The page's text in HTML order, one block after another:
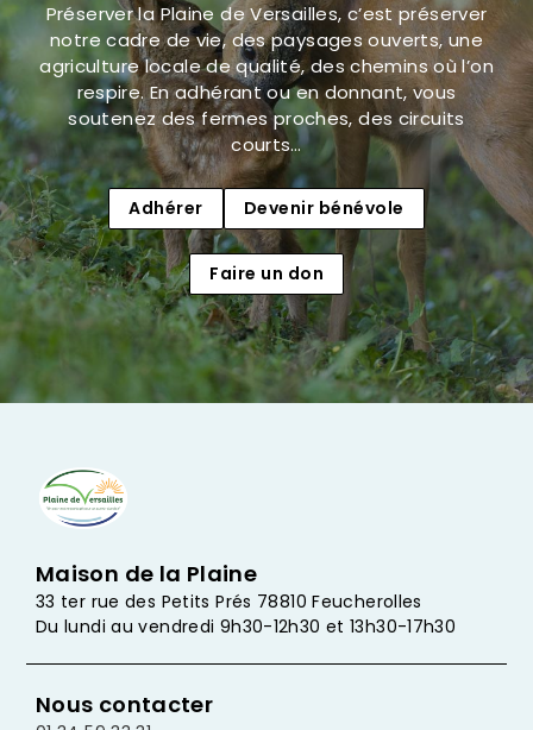
Préserver la Plaine de Versailles, c’est préserver
notre cadre de vie, des paysages ouverts, une
agriculture locale de qualité, des chemins où l’on
respire. En adhérant ou en donnant, vous
soutenez des fermes proches, des circuits
courts…
Adhérer Devenir bénévole
Faire un don
Maison de la Plaine
33 ter rue des Petits Prés 78810 Feucherolles
Du lundi au vendredi 9h30-12h30 et 13h30-17h30
Nous contacter